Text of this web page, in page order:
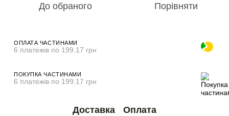
До обраного Порівняти
ОПЛАТА ЧАСТИНАМИ
6 платежів по 199.17 грн
ПОКУПКА ЧАСТИНАМИ
6 платежів по 199.17 грн
Доставка Оплата